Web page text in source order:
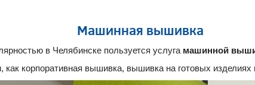
Машинная вышивка
в Челябинске пользуется услуга машинной
корпоративная вышивка, вышивка на готовых изделиях